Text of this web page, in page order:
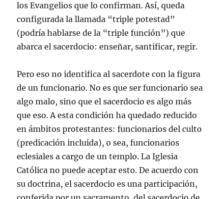
los Evangelios que lo confirman. Así, queda
configurada la llamada “triple potestad”
(podría hablarse de la “triple función”) que
abarca el sacerdocio: enseñar, santificar, regir.
Pero eso no identifica al sacerdote con la figura
de un funcionario. No es que ser funcionario sea
algo malo, sino que el sacerdocio es algo más
que eso. A esta condición ha quedado reducido
en ámbitos protestantes: funcionarios del culto
(predicación incluida), o sea, funcionarios
eclesiales a cargo de un templo. La Iglesia
Católica no puede aceptar esto. De acuerdo con
su doctrina, el sacerdocio es una participación,